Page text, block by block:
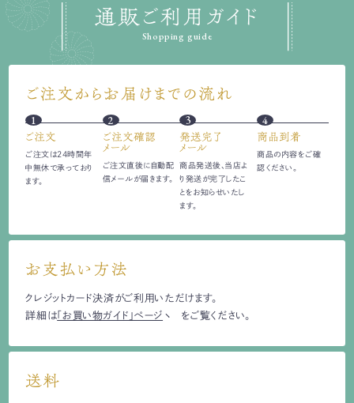
通販ご利用ガイド
Shopping guide
ご注文からお届けまでの流れ
1
ご注文
ご注文は24時間年
中無休で承っており
ます。
2
ご注文確認
メール
ご注文直後に自動配
信 メールが届きます。
3
発送完了
メール
商品発送後、当店よ
り発送が完了したこ
とをお知らせいたし
ます。
4
商品到着
商品の内容をご確
認ください。
お支払い方法
クレジットカード決済がご利用いただけます。
詳細は 「お買い物ガイド」ページ をご覧ください。
送料